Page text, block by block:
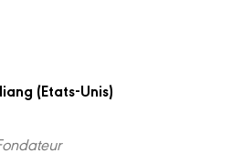
(Etats-Unis)